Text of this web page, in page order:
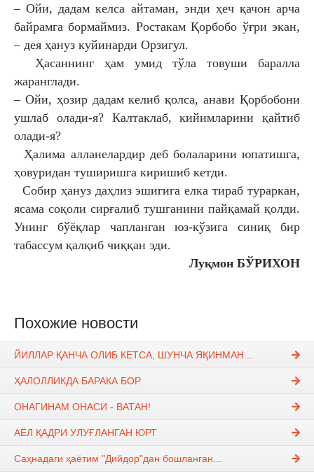
– Ойи, дадам келса айтаман, энди ҳеч қачон арча
байрамга бормаймиз. РостакамҚорбобо ўғри экан,
– дея ҳануз куйинарди Орзигул.
Ҳасаннинг ҳам умид тўла товуши баралла
жаранглади.
– Ойи, ҳозир дадам келиб қолса, анави Қорбобони
ушлаб олади-я? Калтаклаб,кийимларини қайтиб
олади-я?
Ҳалима алланелардир деб болаларини юпатишга,
ҳовуридан туширишга киришиб кетди.
Собир ҳануз даҳлиз эшигига елка тираб тураркан,
ясама соқоли сирғалиб тушганини пайқамай қолди.
Унинг бўёқлар чапланганюз-кўзига синиқ бир
табассум қалқиб чиққан эди.
Луқмон БЎРИХОН
Похожие новости
ЙИЛЛАР ҚАНЧА ОЛИБ КЕТСА, ШУНЧА ЯҚИНМАН...
ҲАЛОЛЛИКДА БАРАКА БОР
ОНАГИНАМ ОНАСИ - ВАТАН!
АЁЛ ҚАДРИ УЛУҒЛАНГАН ЮРТ
Саҳнадаги ҳаётим "Дийдор"дан бошланган...